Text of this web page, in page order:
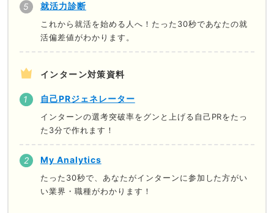
就活力診断
これから就活を始める人へ！たった30秒であなたの就
活偏差値がわかります。
インターン対策資料
自己PRジェネレーター
インターンの選考突破率をグンと上げる自己PRをたっ
た3分で作れます！
My Analytics
たった30秒で、あなたがインターンに参加した方がい
い業界・職種がわかります！